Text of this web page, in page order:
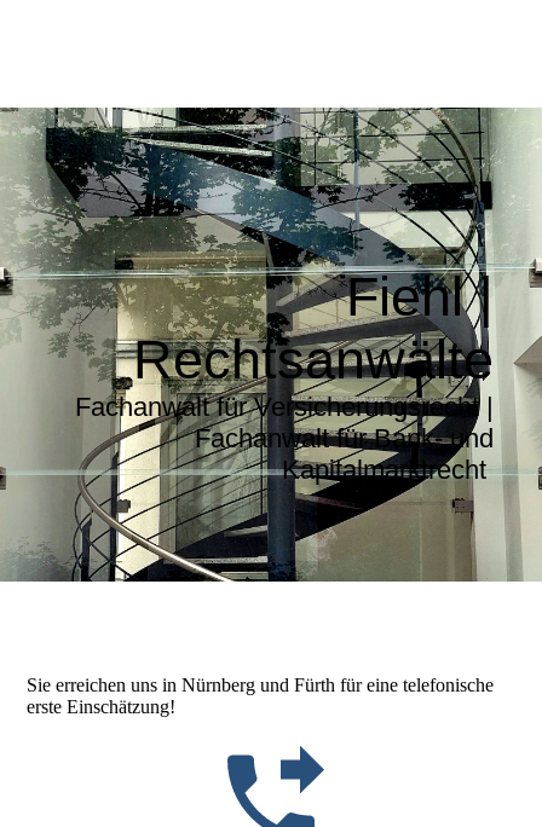
Fiehl |
Rechtsanwälte
Fachanwalt für Versicherungsrecht |
Fachanwalt für Bank- und
Kapitalmarktrecht
Sie erreichen uns in Nürnberg und Fürth für eine telefonische
erste Einschätzung!